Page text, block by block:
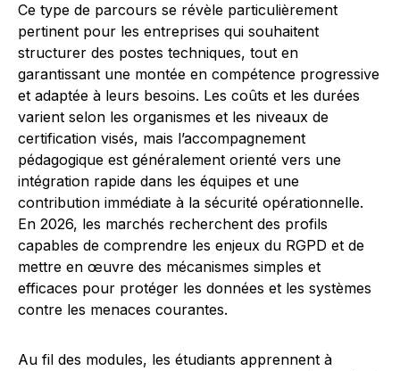
Ce type de parcours se révèle particulièrement
pertinent pour les entreprises qui souhaitent
structurer des postes techniques, tout en
garantissant une montée en compétence progressive
et adaptée à leurs besoins. Les coûts et les durées
varient selon les organismes et les niveaux de
certification visés, mais l’accompagnement
pédagogique est généralement orienté vers une
intégration rapide dans les équipes et une
contribution immédiate à la sécurité opérationnelle.
En 2026, les marchés recherchent des profils
capables de comprendre les enjeux du RGPD et de
mettre en œuvre des mécanismes simples et
efficaces pour protéger les données et les systèmes
contre les menaces courantes.
Au fil des modules, les étudiants apprennent à